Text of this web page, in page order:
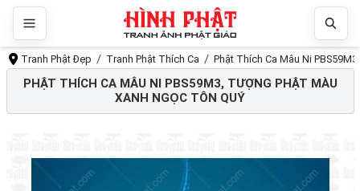
Tranh Phật Đẹp Tranh Phật Thích Ca Phật Thích Ca Mâu Ni
PHẬT THÍCH CA MÂU NI PBS59M3, TƯỢNG PHẬT MÀU
XANH NGỌC TÔN QUÝ